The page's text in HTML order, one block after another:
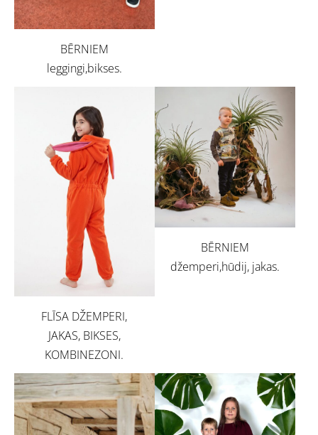
BĒRNIEM
leggingi,bikses.
FLĪSA DŽEMPERI,
JAKAS, BIKSES,
KOMBINEZONI.
BĒRNIEM
džemperi,hūdij, jakas.